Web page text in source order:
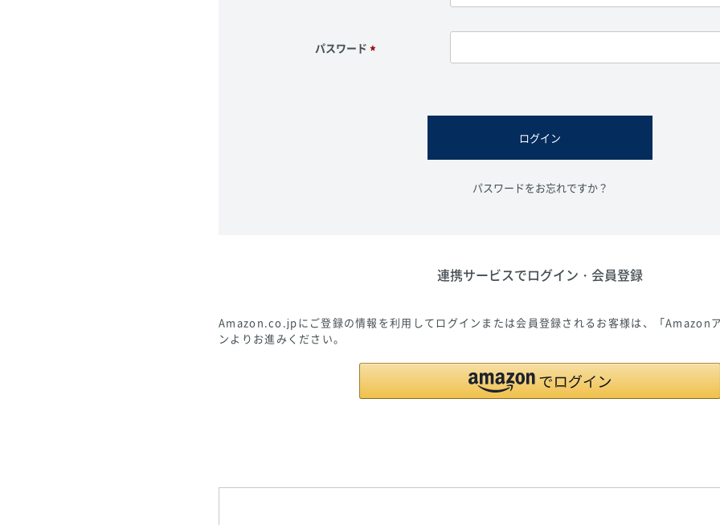
パスワード
ログイン
パスワードをお忘れですか？
連携サービスでログイン・会員登録
Amazon.co.jpにご登録の情報を利用してログインまたは会員登録されるお客様は、「Amazon
ンよりお進みください。